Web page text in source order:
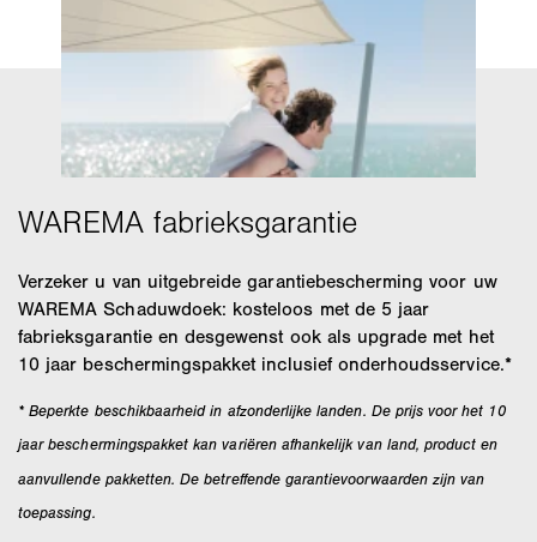
Verzeker u van uitgebreide garantiebescherming voor uw
WAREMA Schaduwdoek: kosteloos met de 5 jaar
fabrieksgarantie en desgewenst ook als upgrade met het
10 jaar beschermingspakket inclusief onderhoudsservice.*
* Beperkte beschikbaarheid in afzonderlijke landen. De prijs voor het 10
jaar beschermingspakket kan variëren afhankelijk van land, product en
aanvullende pakketten. De betreffende garantievoorwaarden zijn van
toepassing.